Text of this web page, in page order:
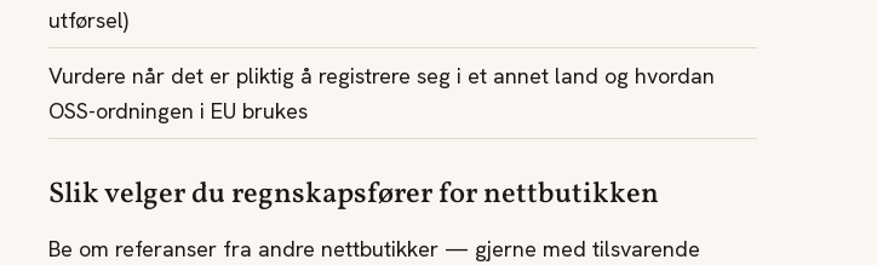
utførsel)
Vurdere når det er pliktig å registrere seg i et annet land og hvordan
OSS-ordningen i EU brukes
Slik velger du regnskapsfører for nettbutikken
Be om referanser fra andre nettbutikker — gjerne med tilsvarende